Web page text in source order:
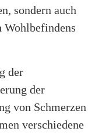
sondern auch
Wohlbefindens
der
der
von Schmerzen
verschiedene